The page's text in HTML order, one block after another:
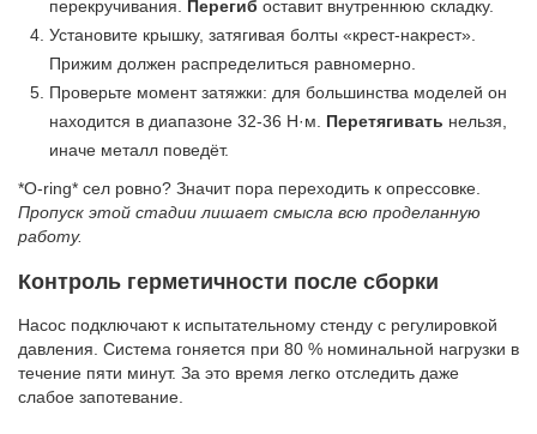
перекручивания. Перегиб оставит внутреннюю складку.
Установите крышку, затягивая болты «крест-накрест».
Прижим должен распределиться равномерно.
Проверьте момент затяжки: для большинства моделей он
находится в диапазоне 32-36 Н·м. Перетягивать нельзя,
иначе металл поведёт.
*O-ring* сел ровно? Значит пора переходить к опрессовке.
Пропуск этой стадии лишает смысла всю проделанную
работу.
Контроль герметичности после сборки
Насос подключают к испытательному стенду с регулировкой
давления. Система гоняется при 80 % номинальной нагрузки в
течение пяти минут. За это время легко отследить даже
слабое запотевание.